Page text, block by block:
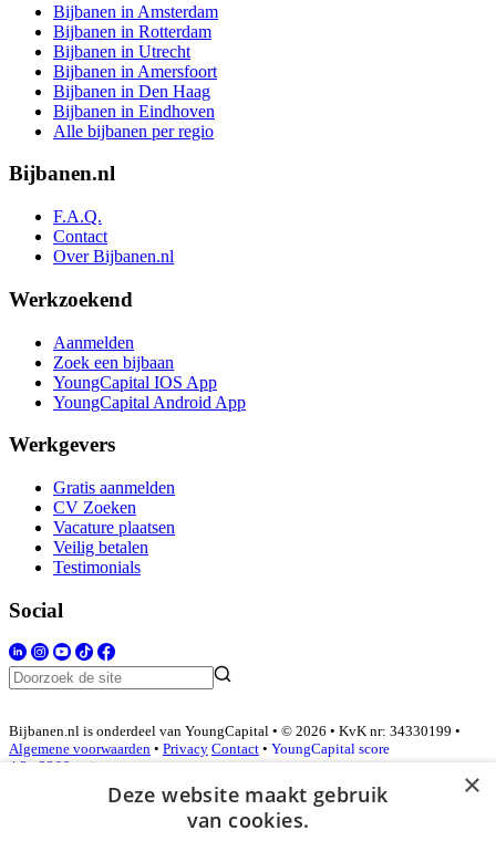
Bijbanen in Amsterdam
Bijbanen in Rotterdam
Bijbanen in Utrecht
Bijbanen in Amersfoort
Bijbanen in Den Haag
Bijbanen in Eindhoven
Alle bijbanen per regio
Bijbanen.nl
F.A.Q.
Contact
Over Bijbanen.nl
Werkzoekend
Aanmelden
Zoek een bijbaan
YoungCapital IOS App
YoungCapital Android App
Werkgevers
Gratis aanmelden
CV Zoeken
Vacature plaatsen
Veilig betalen
Testimonials
Social
Bijbanen.nl is onderdeel van YoungCapital • © 2026 • KvK nr: 34330199 •
Algemene voorwaarden • Privacy Contact • YoungCapital score
4.3 - 3366 reviews
×
Deze website maakt gebruik
van cookies.